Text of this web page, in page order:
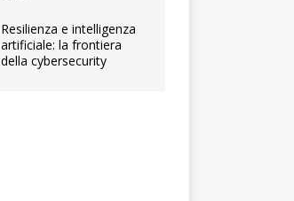
Resilienza e intelligenza
artificiale: la frontiera
della cybersecurity